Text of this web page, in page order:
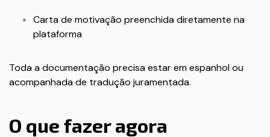
Carta de motivação preenchida diretamente na
plataforma
Toda a documentação precisa estar em espanhol ou
acompanhada de tradução juramentada.
O que fazer agora